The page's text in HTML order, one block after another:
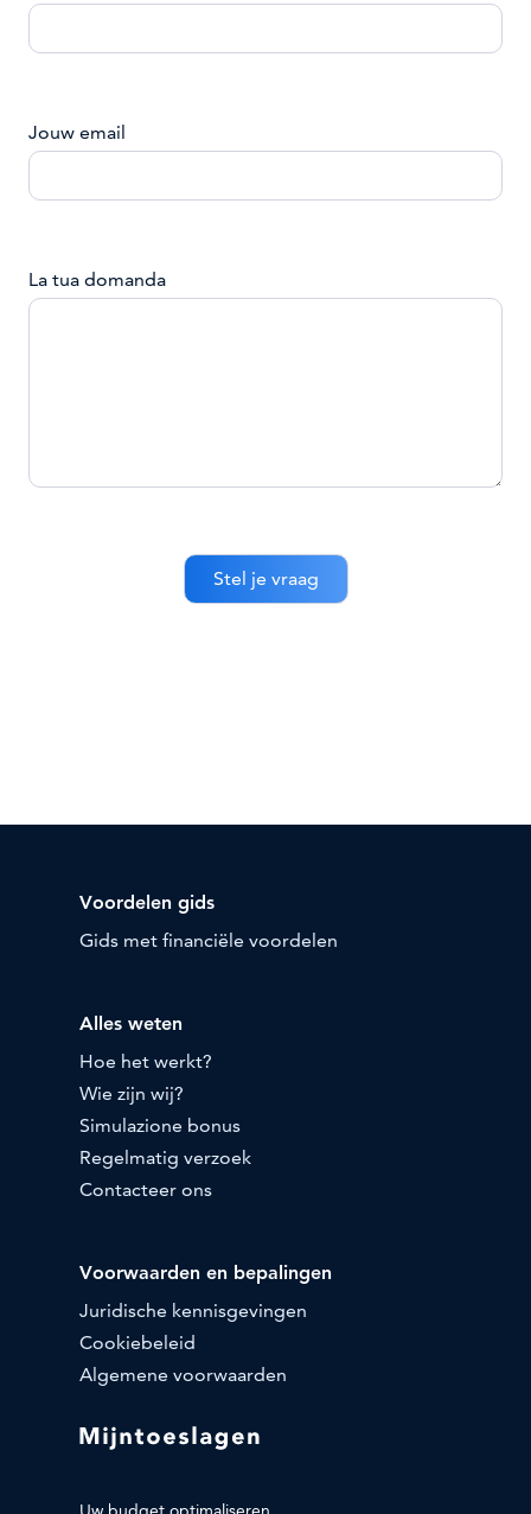
La tua domanda
Jouw email
Voordelen gids
Gids met financiële voordelen
Alles weten
Hoe het werkt?
Wie zijn wij?
Simulazione bonus
Regelmatig verzoek
Contacteer ons
Voorwaarden en bepalingen
Juridische kennisgevingen
Cookiebeleid
Algemene voorwaarden